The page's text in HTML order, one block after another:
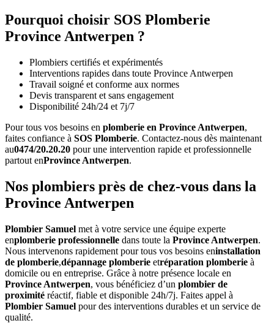
Pourquoi choisir SOS Plomberie
Province Antwerpen ?
Plombiers certifiés et expérimentés
Interventions rapides dans toute Province Antwerpen
Travail soigné et conforme aux normes
Devis transparent et sans engagement
Disponibilité 24h/24 et 7j/7
Pour tous vos besoins en plomberie en Province Antwerpen,
faites confiance à SOS Plomberie. Contactez-nous dès maintenant
au0474/20.20.20 pour une intervention rapide et professionnelle
partout enProvince Antwerpen.
Nos plombiers près de chez-vous dans la
Province Antwerpen
Plombier Samuel met à votre service une équipe experte
enplomberie professionnelle dans toute la Province Antwerpen.
Nous intervenons rapidement pour tous vos besoins eninstallation
de plomberie,dépannage plomberie etréparation plomberie à
domicile ou en entreprise. Grâce à notre présence locale en
Province Antwerpen, vous bénéficiez d’un plombier de
proximité réactif, fiable et disponible 24h/7j. Faites appel à
Plombier Samuel pour des interventions durables et un service de
qualité.